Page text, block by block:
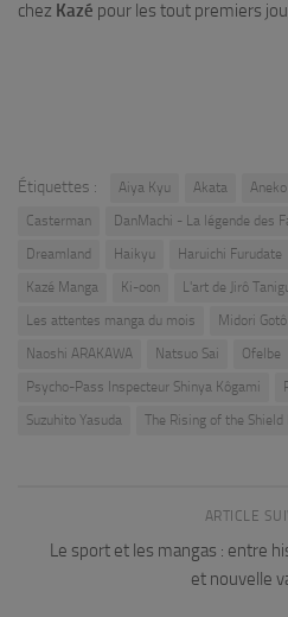
chez Kazé pour les tout premiers
Étiquettes : Aiya Kyu Akata
Casterman
DanMachi - La légende des
Dreamland
Haikyu Haruichi Furudate
Kazé Manga
Ki-oon
L'art de Jirô
Les attentes manga du mois
Midori Gotô
Naoshi ARAKAWA
Natsuo Sai Ofelbe
Psycho-Pass Inspecteur Shinya Kôgami
Suzuhito Yasuda
The Rising of the Shield
ARTICLE
Le sport et les mangas : entre
et nouvelle